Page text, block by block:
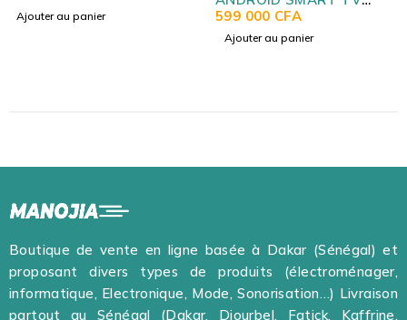
ANTI CASSE SECAM DVB-
599 000
Ajouter au panier
Boutique de vente en ligne basée à Dakar (Sénégal) et
proposant divers types de produits (électroménager,
informatique, Electronique, Mode, Sonorisation…) Livraison
partout au Sénégal (Dakar, Diourbel, Fatick, Kaffrine,